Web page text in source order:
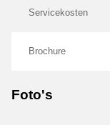
Servicekosten
Brochure
Foto's